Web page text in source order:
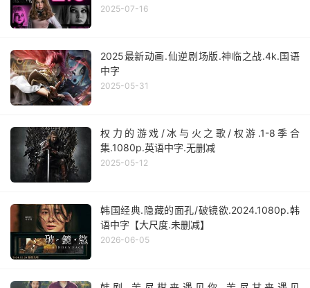
2025-07-16
2025最新动画.仙逆剧场版.神临之战.4k.国语
中字
2025-05-31
权力的游戏/冰与火之歌/权游.1-8季合
集.1080p.英语中字.无删减
2025-05-12
韩国经典.隐藏的面孔/破镜欲.2024.1080p.韩
语中字【大尺度.未删减】
2026-06-05